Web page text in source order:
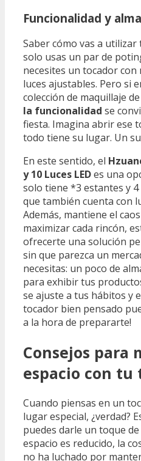
Funcionalidad y
Saber cómo vas a utilizar
solo usas un par de
necesites un tocador
luces ajustables. Pero si
colección de maquillaje
la funcionalidad se
fiesta. Imagina abrir ese
todo tiene su lugar. Un
En este sentido, el
y 10 Luces LEDes una
solo tiene *3 estantes y
que también cuenta con
Además, mantiene el
maximizar cada rincón,
ofrecerte una solución
sin que parezca un
necesitas: un poco de
para exhibir tus
se ajuste a tus hábitos y
tocador bien pensado
a la hora de prepararte!
Consejos para
espacio con tu
Cuando piensas en un
lugar especial, ¿verdad?
puedes darle un toque
espacio es reducido, la
no ha luchado por